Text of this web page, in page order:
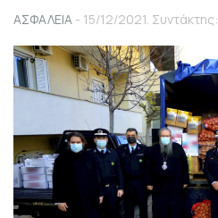
ΑΣΦΑΛΕΙΑ - 15/12/2021. Συντάκτης: